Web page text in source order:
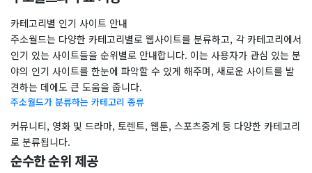
카테고리별 인기 사이트 안내
주소월드는 다양한 카테고리별로 웹사이트를 분류하고, 각 카테고리에서
인기 있는 사이트들을 순위별로 안내합니다. 이는 사용자가 관심 있는 분
야의 인기 사이트를 한눈에 파악할 수 있게 해주며, 새로운 사이트를 발
견하는 데에도 큰 도움을 줍니다.
주소월드가 분류하는 카테고리 종류
커뮤니티, 영화 및 드라마, 토렌트, 웹툰, 스포츠중계 등 다양한 카테고리
로 분류됩니다.
순수한 순위 제공